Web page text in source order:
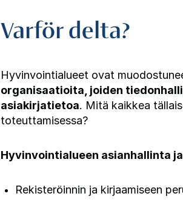
Varför delta?
Hyvinvointialueet ovat
organisaatioita, joiden
asiakirjatietoa. Mitä kaikkea
toteuttamisessa?
Hyvinvointialueen asianhallinta
Rekisteröinnin ja kirjaamiseen